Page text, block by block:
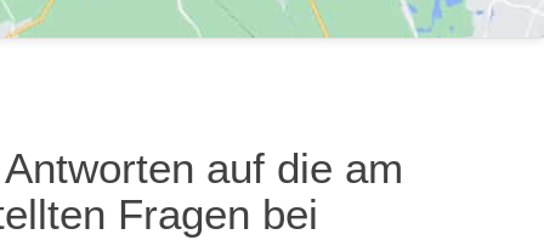
auf die am
Fragen bei